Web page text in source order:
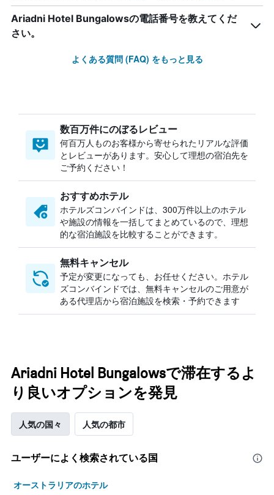
Ariadni Hotel Bungalowsの電話番号を教えてくだ
さい。
よくある質問 (FAQ) をもっと見る
数百万件にのぼるレビュー
何百万人ものお客様から寄せられたリアルな評価
とレビューがあります。安心して理想の宿泊先を
ご予約ください！
おすすめホテル
ホテルズコンバインドは、300万件以上のホテル
や施設の情報を一括してまとめているので、理想
的な宿泊施設を比較することができます。
無料キャンセル
予定が変更になっても、お任せください。ホテル
ズコンバインドでは、無料キャンセルのご用意が
ある代理店から宿泊施設を検索・予約できます
Ariadni Hotel Bungalowsで滞在するよ
り良いオプションを発見
人気の国々 人気の都市
ユーザーによく検索されている国
オーストラリアのホテル